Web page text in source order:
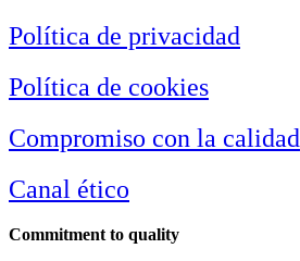
Política de privacidad
Política de cookies
Compromiso con la calidad
Canal ético
Commitment to quality